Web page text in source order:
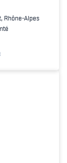
Rhône-Alpes